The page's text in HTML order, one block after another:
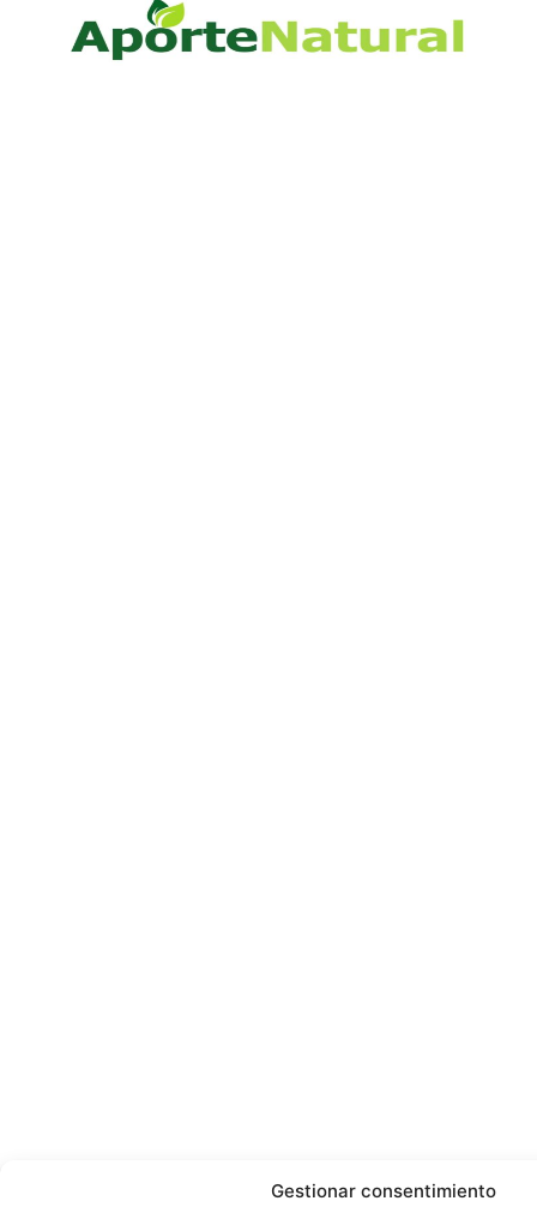
Gestionar consentimiento
o
k
r
a
m
p